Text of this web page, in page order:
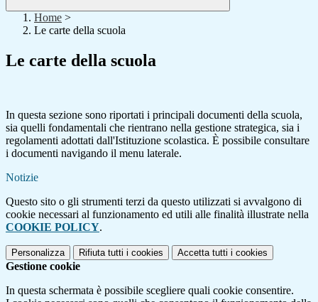
Home >
Le carte della scuola
Le carte della scuola
In questa sezione sono riportati i principali documenti della scuola,
sia quelli fondamentali che rientrano nella gestione strategica, sia i
regolamenti adottati dall'Istituzione scolastica. È possibile consultare
i documenti navigando il menu laterale.
Notizie
Questo sito o gli strumenti terzi da questo utilizzati si avvalgono di
cookie necessari al funzionamento ed utili alle finalità illustrate nella
COOKIE POLICY.
Personalizza Rifiuta tutti i cookies Accetta tutti i cookies
Gestione cookie
In questa schermata è possibile scegliere quali cookie consentire.